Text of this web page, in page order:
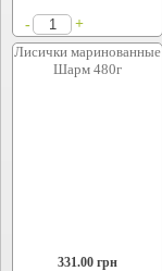
- +
Лисички маринованные
Шарм 480г
331.00грн